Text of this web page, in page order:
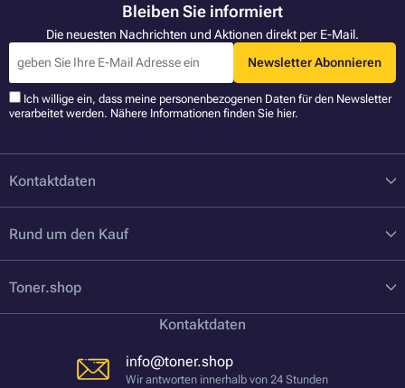
Bleiben Sie informiert
Die neuesten Nachrichten und Aktionen direkt per E-Mail.
Newsletter Abonnieren
Ich willige ein, dass meine personenbezogenen Daten für den Newsletter
verarbeitet werden. Nähere Informationen finden Sie hier.
Kontaktdaten
Rund um den Kauf
Toner.shop
Kontaktdaten
info@toner.shop
Wir antworten innerhalb von 24 Stunden